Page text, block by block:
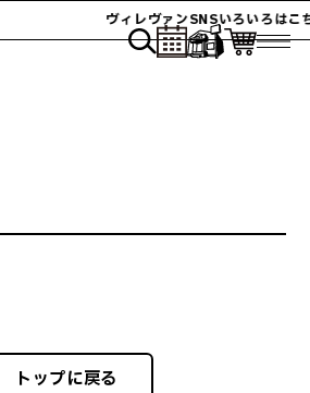
ヴィレヴァンSNSいろいろはこ
トップに戻る